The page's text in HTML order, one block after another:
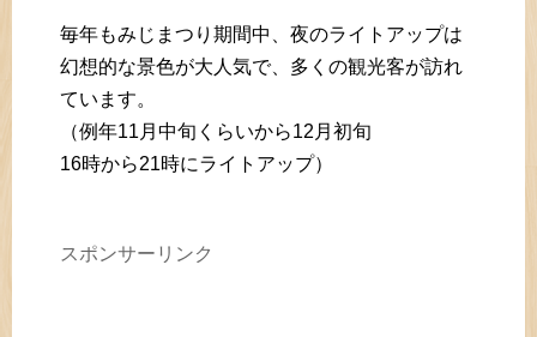
毎年もみじまつり期間中、夜のライトアップは
幻想的な景色が大人気で、多くの観光客が訪れ
ています。
（例年11月中旬くらいから12月初旬
16時から21時にライトアップ）
スポンサーリンク